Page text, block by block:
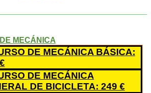
MECÁNICA
DE MECÁNICA BÁSICA:
DE MECÁNICA
DE BICICLETA: 249 €